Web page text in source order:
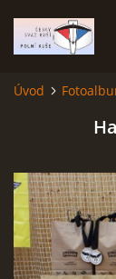
PROPOZICE
Úvod